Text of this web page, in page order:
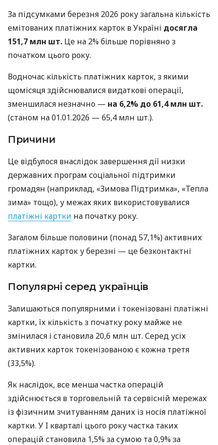
За підсумками березня 2026 року загальна кількість
емітованих платіжних карток в Україні досягла
151,7 млн шт. Це на 2% більше порівняно з
початком цього року.
Водночас кількість платіжних карток, з якими
щомісяця здійснювалися видаткові операції,
зменшилася незначно — на 6,2% до 61,4 млн шт.
(станом на 01.01.2026 — 65,4 млн шт.).
Причини
Це відбулося внаслідок завершення дії низки
державних програм соціальної підтримки
громадян (наприклад, «Зимова Підтримка», «Тепла
зима» тощо), у межах яких використовувалися
платіжні картки на початку року.
Загалом більше половини (понад 57,1%) активних
платіжних карток у березні — це безконтактні
картки.
Популярні серед українців
Залишаються популярними і токенізовані платіжні
картки, їх кількість з початку року майже не
змінилася і становила 20,6 млн шт. Серед усіх
активних карток токенізованою є кожна третя
(33,5%).
Як наслідок, все менша частка операцій
здійснюється в торговельній та сервісній мережах
із фізичним зчитуванням даних із носія платіжної
картки. У I кварталі цього року частка таких
операцій становила 1,5% за сумою та 0,9% за